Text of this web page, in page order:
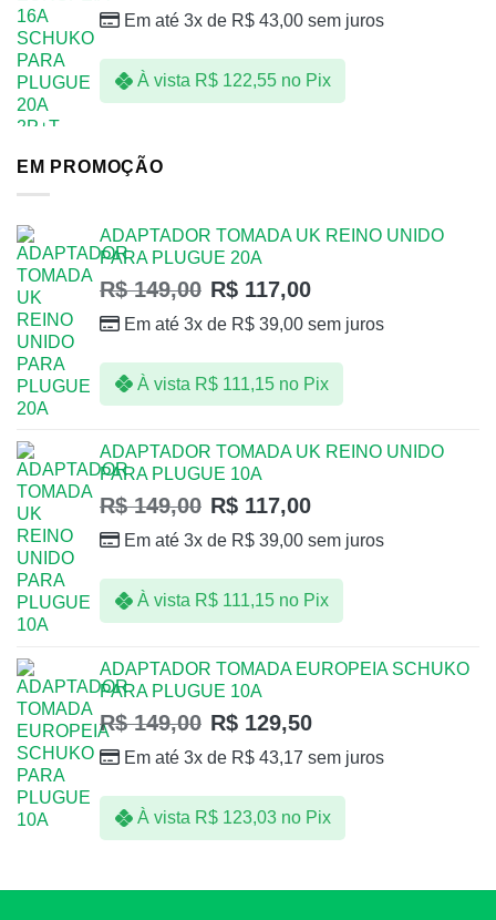
Em até 3x de R$ 43,00 sem juros
À vista R$122,55 no Pix
EM PROMOÇÃO
ADAPTADOR TOMADA UK REINO UNIDO
PARA PLUGUE 20A
R$149,00 R$ 117,00
Em até 3x de R$ 39,00 sem juros
À vista R$111,15 no Pix
ADAPTADOR TOMADA UK REINO UNIDO
PARA PLUGUE 10A
R$149,00 R$ 117,00
Em até 3x de R$ 39,00 sem juros
À vista R$111,15 no Pix
ADAPTADOR TOMADA EUROPEIA SCHUKO
PARA PLUGUE 10A
R$149,00 R$ 129,50
Em até 3x de R$ 43,17 sem juros
À vista R$123,03 no Pix